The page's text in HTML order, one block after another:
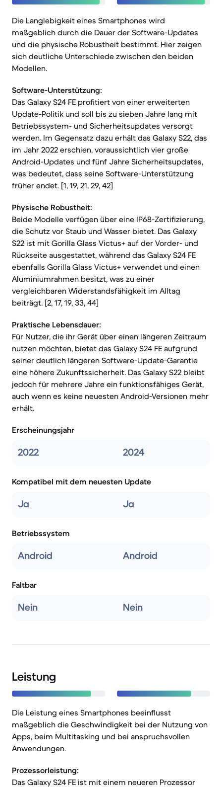
Die Langlebigkeit eines Smartphones wird
maßgeblich durch die Dauer der Software-Updates
und die physische Robustheit bestimmt. Hier zeigen
sich deutliche Unterschiede zwischen den beiden
Modellen.
Software-Unterstützung:
Das Galaxy S24 FE profitiert von einer erweiterten
Update-Politik und soll bis zu sieben Jahre lang mit
Betriebssystem- und Sicherheitsupdates versorgt
werden. Im Gegensatz dazu erhält das Galaxy S22, das
im Jahr 2022 erschien, voraussichtlich vier große
Android-Updates und fünf Jahre Sicherheitsupdates,
was bedeutet, dass seine Software-Unterstützung
früher endet. [1, 19, 21, 29, 42]
Physische Robustheit:
Beide Modelle verfügen über eine IP68-Zertifizierung,
die Schutz vor Staub und Wasser bietet. Das Galaxy
S22 ist mit Gorilla Glass Victus+ auf der Vorder- und
Rückseite ausgestattet, während das Galaxy S24 FE
ebenfalls Gorilla Glass Victus+ verwendet und einen
Aluminiumrahmen besitzt, was zu einer
vergleichbaren Widerstandsfähigkeit im Alltag
beiträgt. [2, 17, 19, 33, 44]
Praktische Lebensdauer:
Für Nutzer, die ihr Gerät über einen längeren Zeitraum
nutzen möchten, bietet das Galaxy S24 FE aufgrund
seiner deutlich längeren Software-Update-Garantie
eine höhere Zukunftssicherheit. Das Galaxy S22 bleibt
jedoch für mehrere Jahre ein funktionsfähiges Gerät,
auch wenn es keine neuesten Android-Versionen mehr
erhält.
Erscheinungsjahr
2022 2024
Kompatibel mit dem neuesten Update
Ja Ja
Betriebssystem
Android Android
Faltbar
Nein Nein
Leistung
Die Leistung eines Smartphones beeinflusst
maßgeblich die Geschwindigkeit bei der Nutzung von
Apps, beim Multitasking und bei anspruchsvollen
Anwendungen.
Prozessorleistung:
Das Galaxy S24 FE ist mit einem neueren Prozessor